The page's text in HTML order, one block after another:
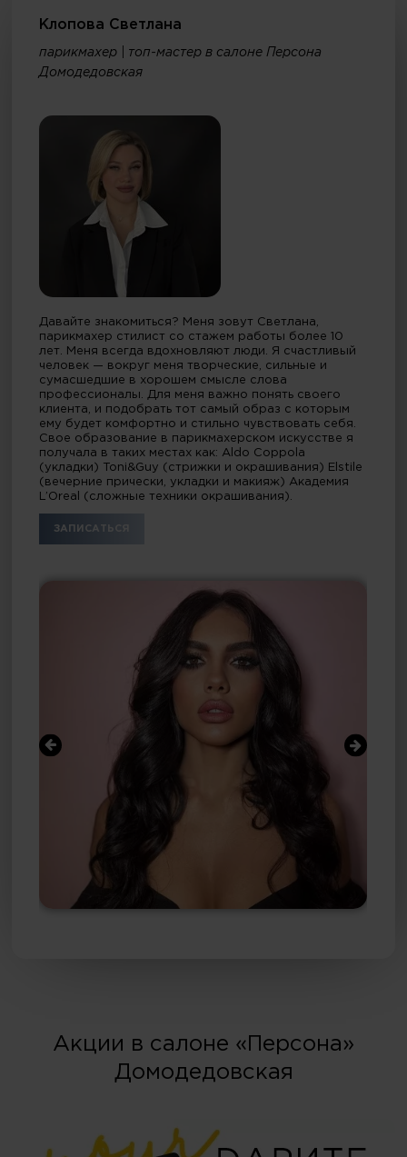
Клопова Светлана
парикмахер | топ-мастер в салоне Персона
Домодедовская
Давайте знакомиться? Меня зовут Светлана,
парикмахер стилист со стажем работы более 10
лет. Меня всегда вдохновляют люди. Я счастливый
человек — вокруг меня творческие, сильные и
сумасшедшие в хорошем смысле слова
профессионалы. Для меня важно понять своего
клиента, и подобрать тот самый образ с которым
ему будет комфортно и стильно чувствовать себя.
Свое образование в парикмахерском искусстве я
получала в таких местах как: Aldo Coppola
(укладки) Toni&Guy (стрижки и окрашивания) Elstile
(вечерние прически, укладки и макияж) Академия
L’Oreal (сложные техники окрашивания).
ЗАПИСАТЬСЯ
Акции в салоне «Персона»
Домодедовская